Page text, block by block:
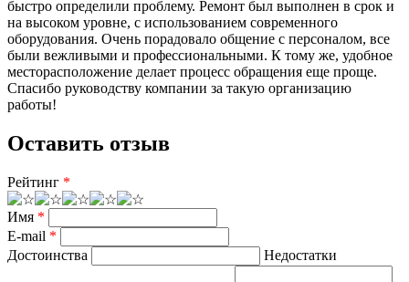
быстро определили проблему. Ремонт был выполнен в срок и
на высоком уровне, с использованием современного
оборудования. Очень порадовало общение с персоналом, все
были вежливыми и профессиональными. К тому же, удобное
месторасположение делает процесс обращения еще проще.
Спасибо руководству компании за такую организацию
работы!
Оставить отзыв
Рейтинг *
Имя *
E-mail *
Достоинства
Недостатки